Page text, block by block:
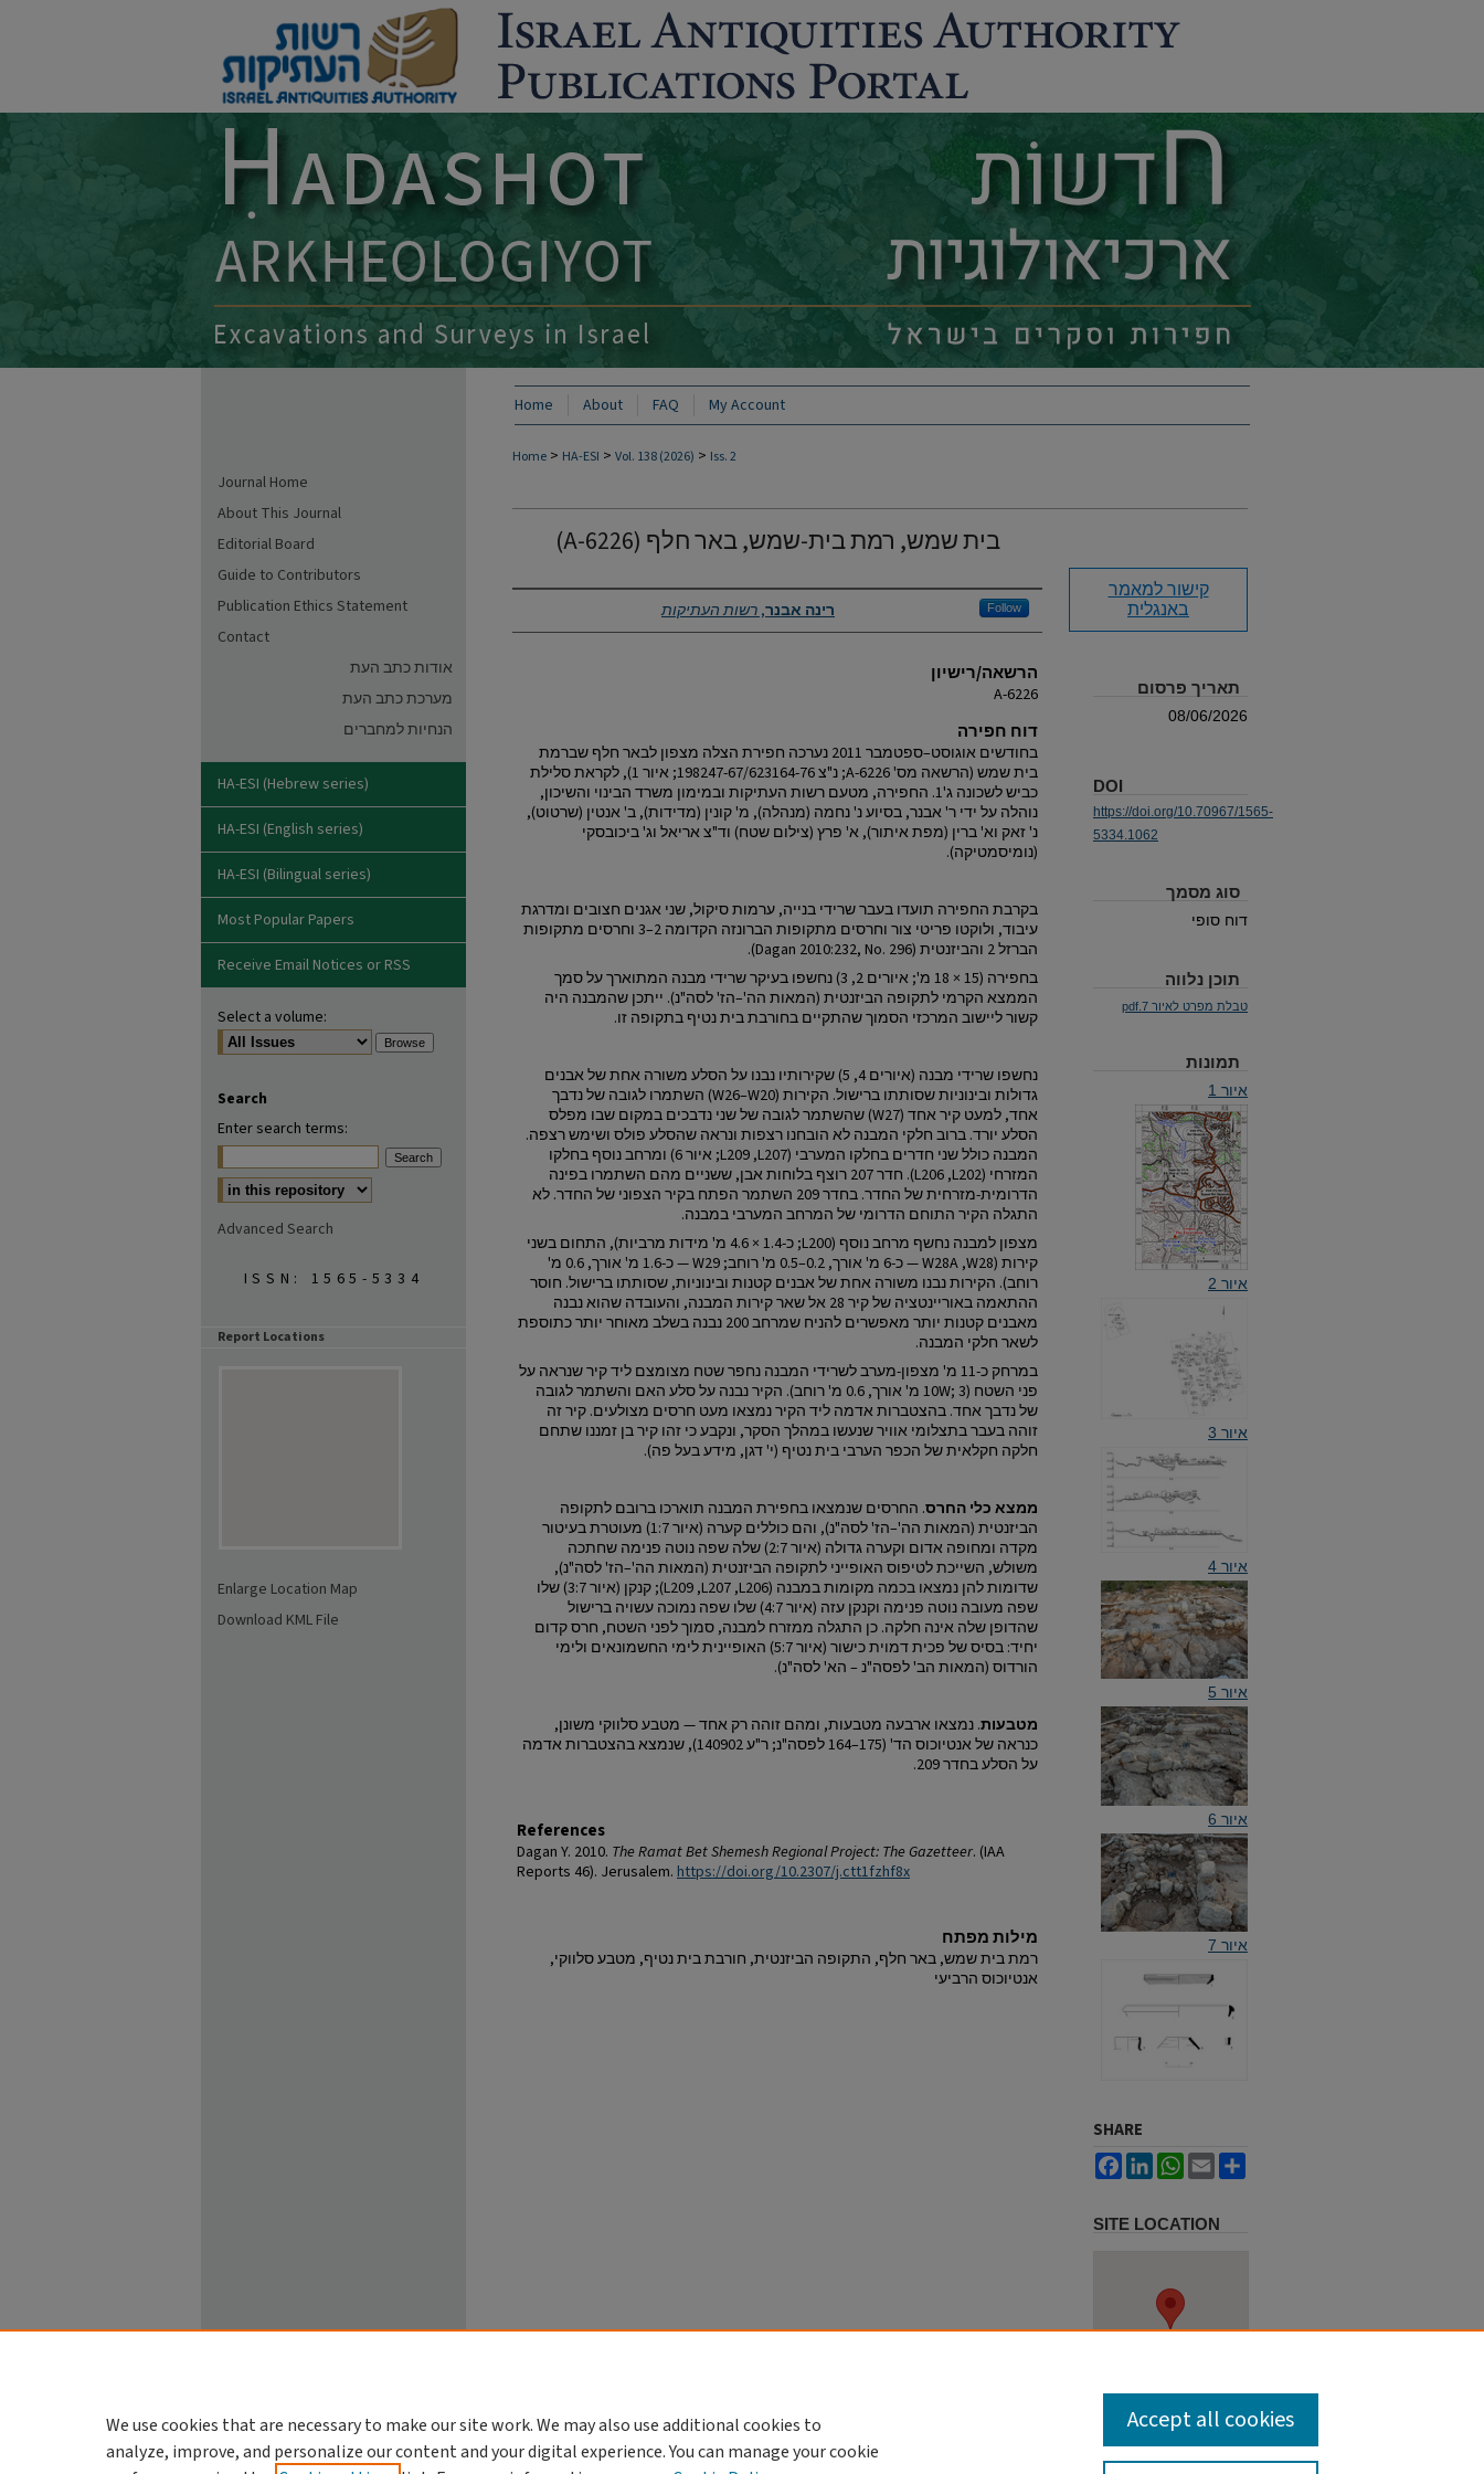
Home About FAQ My Account
Home > HA-ESI > Vol. 138 (2026) > Iss. 2
(A-6226) בית שמש, רמת בית-שמש, באר חלף
רינה אבנר,רשות העתיקות Follow
הרשאה/רישיון
A-6226
דוח חפירה
בחודשים אוגוסט–ספטמבר 2011 נערכה חפירת הצלה מצפון לבאר חלף שברמת
בית שמש (הרשאה מס' 6226-A; נ"צ 198247-67/623164-76; איור 1), לקראת סלילת
כביש לשכונה ג'1. החפירה, מטעם רשות העתיקות ובמימון משרד הבינוי והשיכון,
נוהלה על ידי ר' אבנר, בסיוע נ' נחמה (מנהלה), מ' קונין (מדידות), ב' אנטין (שרטוט),
נ' זאק וא' ברין (מפת איתור), א' פרץ (צילום שטח) וד"צ אריאל וג' ביכובסקי
(נומיסמטיקה).
בקרבת החפירה תועדו בעבר שרידי בנייה, ערמות סיקול, שני אגנים חצובים ומדרגת
עיבוד, ולוקטו פריטי צור וחרסים מתקופות הברונזה הקדומה 2–3 וחרסים מתקופות
הברזל 2 והביזנטית (Dagan 2010:232, No. 296).
בחפירה (15 × 18 מ'; איורים 2, 3) נחשפו בעיקר שרידי מבנה המתוארך על סמך
הממצא הקרמי לתקופה הביזנטית (המאות הה'–הז' לסה"נ). ייתכן שהמבנה היה
קשור ליישוב המרכזי הסמוך שהתקיים בחורבת בית נטיף בתקופה זו.
נחשפו שרידי מבנה (איורים 4, 5) שקירותיו נבנו על הסלע משורה אחת של אבנים
גדולות ובינוניות שסותתו ברישול. הקירות (W26–W20) השתמרו לגובה של נדבך
אחד, למעט קיר אחד (W27) שהשתמר לגובה של שני נדבכים במקום שבו מפלס
הסלע יורד. ברוב חלקי המבנה לא הובחנו רצפות ונראה שהסלע פולס ושימש רצפה.
המבנה כולל שני חדרים בחלקו המערבי (L209 ,L207; איור 6) ומרחב נוסף בחלקו
המזרחי (L206 ,L202). חדר 207 רוצף בלוחות אבן, ששניים מהם השתמרו בפינה
הדרומית-מזרחית של החדר. בחדר 209 השתמר הפתח בקיר הצפוני של החדר. לא
התגלה הקיר התוחם הדרומי של המרחב המערבי במבנה.
מצפון למבנה נחשף מרחב נוסף (L200; כ-1.4 × 4.6 מ' מידות מרביות), התחום בשני
קירות (W28A ,W28 — כ-6 מ' אורך, 0.2–0.5 מ' רוחב; W29 — כ-1.6 מ' אורך, 0.6 מ'
רוחב). הקירות נבנו משורה אחת של אבנים קטנות ובינוניות, שסותתו ברישול. חוסר
ההתאמה באוריינטציה של קיר 28 אל שאר קירות המבנה, והעובדה שהוא נבנה
מאבנים קטנות יותר מאפשרים להניח שמרחב 200 נבנה בשלב מאוחר יותר כתוספת
לשאר חלקי המבנה.
במרחק כ-11 מ' מצפון-מערב לשרידי המבנה נחפר שטח מצומצם ליד קיר שנראה על
פני השטח (10W; 3 מ' אורך, 0.6 מ' רוחב). הקיר נבנה על סלע האם והשתמר לגובה
של נדבך אחד. בהצטברות אדמה ליד הקיר נמצאו מעט חרסים מצולעים. קיר זה
זוהה בעבר בתצלומי אוויר שנעשו במהלך הסקר, ונקבע כי זהו קיר בן זמננו שתחם
חלקה חקלאית של הכפר הערבי בית נטיף (י' דגן, מידע בעל פה).
ממצא כלי החרס. החרסים שנמצאו בחפירת המבנה תוארכו ברובם לתקופה
הביזנטית (המאות הה'–הז' לסה"נ), והם כוללים קערה (איור 1:7) מעוטרת בעיטור
מקדה ומחופה אדום וקערה גדולה (איור 2:7) שלה שפה נוטה פנימה שחתכה
משולש, השייכת לטיפוס האופייני לתקופה הביזנטית (המאות הה'–הז' לסה"נ),
שדומות להן נמצאו בכמה מקומות במבנה (L209 ,L207 ,L206); קנקן (איור 3:7) שלו
שפה מעובה נוטה פנימה וקנקן עזה (איור 4:7) שלו שפה נמוכה עשויה ברישול
שהדופן שלה אינה חלקה. כן התגלה ממזרח למבנה, סמוך לפני השטח, חרס קדום
יחיד: בסיס של פכית דמוית כישור (איור 5:7) האופיינית לימי החשמונאים ולימי
הורדוס (המאות הב' לפסה"נ – הא' לסה"נ).
מטבעות. נמצאו ארבעה מטבעות, ומהם זוהה רק אחד — מטבע סלווקי משונן,
כנראה של אנטיוכוס הד' (175–164 לפסה"נ; ר"ע 140902), שנמצא בהצטברות אדמה
על הסלע בחדר 209.
References
Dagan Y. 2010. The Ramat Bet Shemesh Regional Project: The Gazetteer. (IAA
Reports 46). Jerusalem. https://doi.org/10.2307/j.ctt1fzhf8x
מילות מפתח
רמת בית שמש, באר חלף, התקופה הביזנטית, חורבת בית נטיף, מטבע סלווקי,
אנטיוכוס הרביעי
קישור למאמר
באנגלית
תאריך פרסום
08/06/2026
DOI
https://doi.org/10.70967/1565-
5334.1062
סוג מסמך
דוח סופי
תוכן נלווה
טבלת מפרט לאיור 7.pdf
תמונות
איור 1
איור 2
איור 3
איור 4
איור 5
איור 6
איור 7
SHARE
FacebookLinkedInWhatsApp
Email
SITE LOCATION
Journal Home
About This Journal
Editorial Board
Guide to Contributors
Publication Ethics Statement
Contact
אודות כתב העת
מערכת כתב העת
הנחיות למחברים
HA-ESI (Hebrew series)
HA-ESI (English series)
HA-ESI (Bilingual series)
Most Popular Papers
Receive Email Notices or RSS
Select a volume:
Search
Enter search terms:
Advanced Search
ISSN: 1565-5334
Report Locations
Enlarge Location Map
Download KML File
We use cookies that are necessary to make our site work. We may also use additional cookies to
analyze, improve, and personalize our content and your digital experience. You can manage your cookie
Accept all cookies